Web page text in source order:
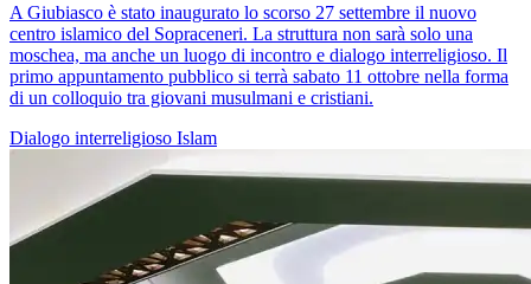
A Giubiasco è stato inaugurato lo scorso 27 settembre il nuovo
centro islamico del Sopraceneri. La struttura non sarà solo una
moschea, ma anche un luogo di incontro e dialogo interreligioso. Il
primo appuntamento pubblico si terrà sabato 11 ottobre nella forma
di un colloquio tra giovani musulmani e cristiani.
Dialogo interreligioso Islam